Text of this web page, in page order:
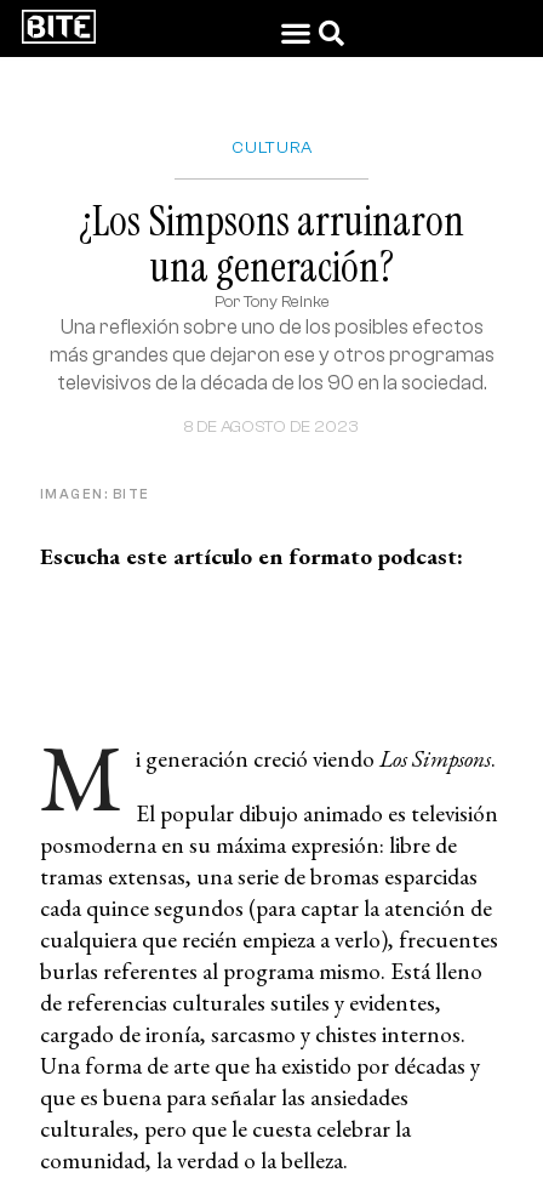
CULTURA
¿Los Simpsons arruinaron
una generación?
PorTony Reinke
8 DE AGOSTO DE 2023
Una reflexión sobre uno de los posibles efectos
más grandes que dejaron ese y otros programas
televisivos de la década de los 90 en la sociedad.
IMAGEN: BITE
Escucha este artículo en formato podcast:
M i generación creció viendoLos Simpsons.
El popular dibujo animado es televisión
posmoderna en su máxima expresión: libre de
tramas extensas, una serie de bromas esparcidas
cada quince segundos (para captar la atención de
cualquiera que recién empieza a verlo), frecuentes
burlas referentes al programa mismo. Está lleno
de referencias culturales sutiles y evidentes,
cargado de ironía, sarcasmo y chistes internos.
Una forma de arte que ha existido por décadas y
que es buena para señalar las ansiedades
culturales, pero que le cuesta celebrar la
comunidad, la verdad o la belleza.